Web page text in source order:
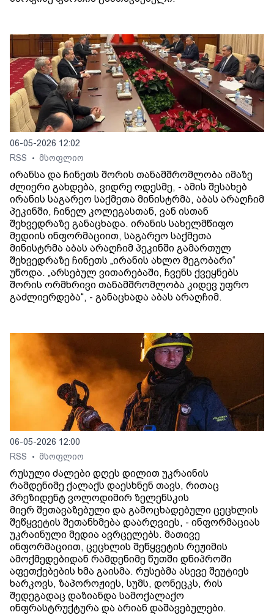
06-05-2026 12:02
RSS
• მსოფლიო
ირანსა და ჩინეთს შორის თანამშრომლობა იმაზე
ძლიერი გახდება, ვიდრე ოდესმე, - ამის შესახებ
ირანის საგარეო საქმეთა მინისტრმა, აბას არაღჩიმ
პეკინში, ჩინელ კოლეგასთან, ვან ისთან
შეხვედრაზე განაცხადა. ირანის სახელმწიფო
მედიის ინფორმაციით, საგარეო საქმეთა
მინისტრმა აბას არაღჩიმ პეკინში გამართულ
შეხვედრაზე ჩინეთს „ირანის ახლო მეგობარი“
უწოდა. „არსებულ ვითარებაში, ჩვენს ქვეყნებს
შორის ორმხრივი თანამშრომლობა კიდევ უფრო
გაძლიერდება“, - განაცხადა აბას არაღჩიმ.
06-05-2026 12:00
RSS
• მსოფლიო
რუსული ძალები დღეს დილით უკრაინის
რამდენიმე ქალაქს დაესხნენ თავს, რითაც
პრეზიდენტ ვოლოდიმირ ზელენსკის
მიერ შეთავაზებული და გამოცხადებული ცეცხლის
შეწყვეტის შეთანხმება დაარღვიეს, - ინფორმაციას
უკრაინული მედია ავრცელებს. მათივე
ინფორმაციით, ცეცხლის შეწყვეტის რეჟიმის
ამოქმედებიდან რამდენიმე წუთში დნიპროში
აფეთქებების ხმა გაისმა. რუსებმა ასევე შეუტიეს
ხარკოვს, ზაპოროჟიეს, სუმს, დონეცკს, რის
შედეგადაც დაზიანდა სამოქალაქო
ინფრასტრუქტურა და არიან დაშავებულები.